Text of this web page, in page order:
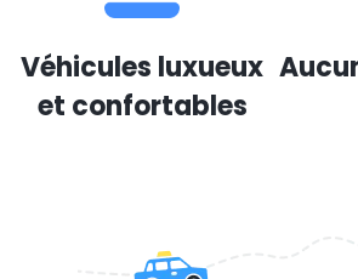
Véhicules luxueux
et confortables